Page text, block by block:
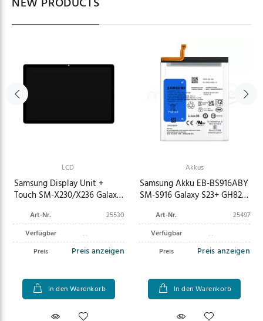
LCD
Samsung Display Unit +
Touch SM-X230/X236 Galaxy
38816AArt-Nr.
25530
Verfügbar
Preis
Preis anzeigen
In den Warenkorb
Akkus
Samsung Akku EB-BS916ABY
SM-S916 Galaxy S23+ GH82-
S23 Plus
Art-Nr.
25497
Verfügbar
Preis
Preis anzeigen
In den Warenkorb